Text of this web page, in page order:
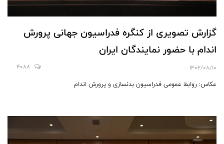
گزارش تصویری از کنگره فدراسیون جهانی پرورش
اندام با حضور نمایندگان ایران
1402/08/10
4088
عکاس: روابط عمومی فدراسیون بدنسازی و پرورش اندام